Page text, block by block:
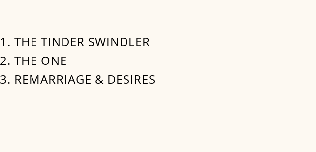
1. THE TINDER SWINDLER
2. THE ONE
3. REMARRIAGE & DESIRES